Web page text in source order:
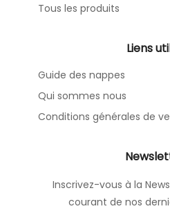
Tous les produits
Liens
Guide des nappes
Qui sommes nous
Conditions générales de
Inscrivez-vous à la
courant de nos